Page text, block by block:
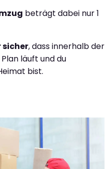
beträgt dabei nur 1
sicher, dass innerhalb der
läuft und du
bist.